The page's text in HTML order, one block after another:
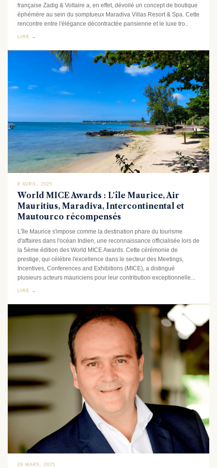
française Zadig & Voltaire a, en effet, dévoilé un concept de boutique
éphémère au sein du somptueux Maradiva Villas Resort & Spa. Cette
rencontre entre l'élégance décontractée parisienne et le luxe tro..
LIRE →
8 AVRIL, 2025
World MICE Awards : L'île Maurice, Air
Mauritius, Maradiva, Intercontinental et
Mautourco récompensés
L'île Maurice s'impose comme la destination phare du tourisme
d'affaires dans l'océan Indien, une reconnaissance officialisée lors de
la 5ème édition des World MICE Awards. Cette cérémonie de
prestige, qui célèbre l'excellence dans le secteur des Meetings,
Incentives, Conferences and Exhibitions (MICE), a distingué
plusieurs acteurs mauriciens pour leur contribution exceptionnelle...
LIRE →
28 MARS, 2025